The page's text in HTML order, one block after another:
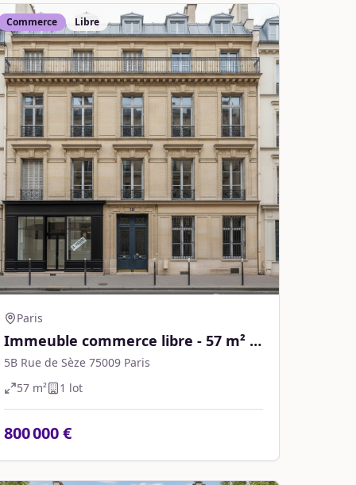
Commerce Libre
Paris
Immeuble commerce libre - 57 m² -
Paris
5B Rue de Sèze 75009 Paris
57 m² 1 lot
800 000 €